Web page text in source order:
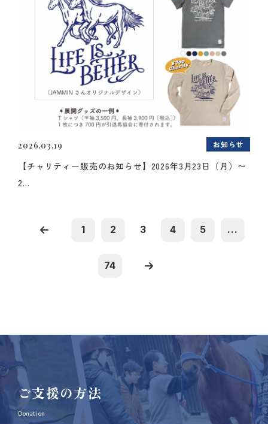
2026.03.19 お知らせ
【チャリティー販売のお知らせ】2026年3月23日（月）〜
2...
1 2 3 4 5 ...
74
ご支援の方法
Donation